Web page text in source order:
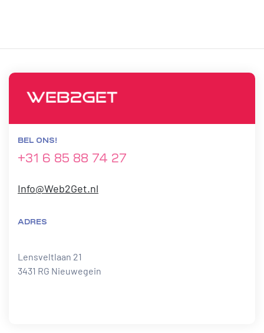
BEL ONS!
+31 6 85 88 74 27
Info@Web2Get.nl
ADRES
Lensveltlaan 21
3431 RG Nieuwegein